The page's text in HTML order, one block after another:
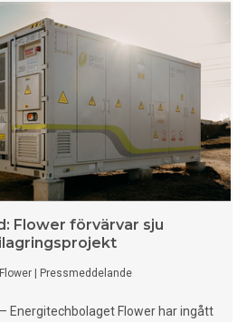
Flower förvärvar sju
Flower Pressmeddelande
Energitechbolaget Flower har ingått